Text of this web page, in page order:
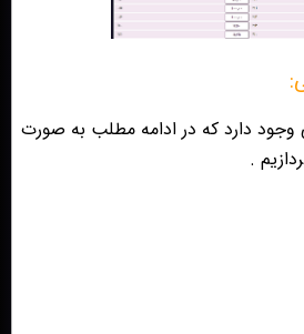
دارد که در ادامه مطلب به صورت
.